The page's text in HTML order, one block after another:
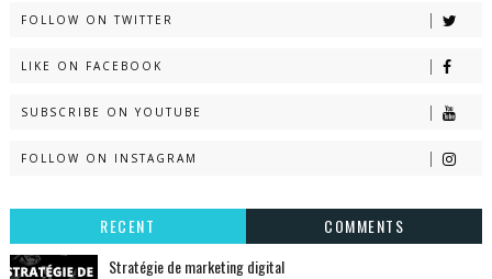
FOLLOW ON TWITTER
LIKE ON FACEBOOK
SUBSCRIBE ON YOUTUBE
FOLLOW ON INSTAGRAM
RECENT
COMMENTS
Stratégie de marketing digital